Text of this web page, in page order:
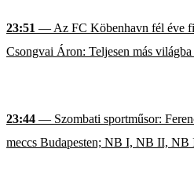
23:51 — Az FC Köbenhavn fél éve
Csongvai Áron: Teljesen más világba
23:44 — Szombati sportműsor:
meccs Budapesten; NB I, NB II, NB